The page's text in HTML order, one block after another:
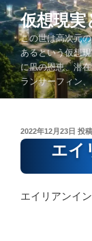
コ
ン
テ
ン
ツ
へ
仮想現実
この世は高次元
あるという仮想
に凪の恩恵、潜
ランサーフィン
投
稿
2022年12月23日 投
エイ
エイリアンイ